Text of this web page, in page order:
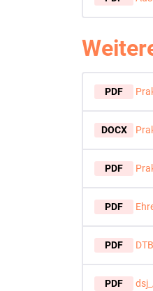
PDF
DOCX
PDF
PDF
PDF
PDF